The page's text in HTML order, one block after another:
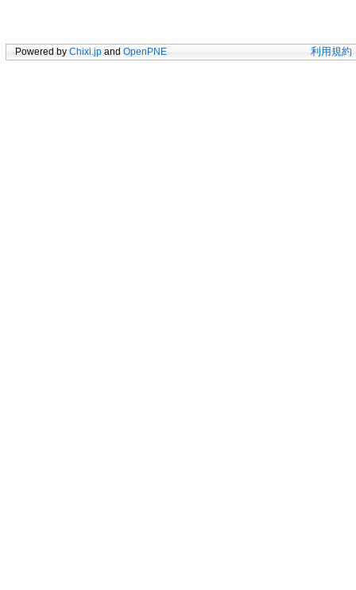
Powered by Chixi.jp and OpenPNE 利用規約